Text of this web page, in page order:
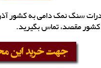
سنگ نمک دامی به کشور
کشور مقصد، تماس بگیرید.